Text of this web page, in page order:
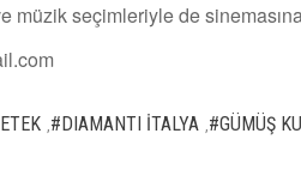
müzik seçimleriyle de
#DIAMANTI İTALYA #GÜMÜŞ